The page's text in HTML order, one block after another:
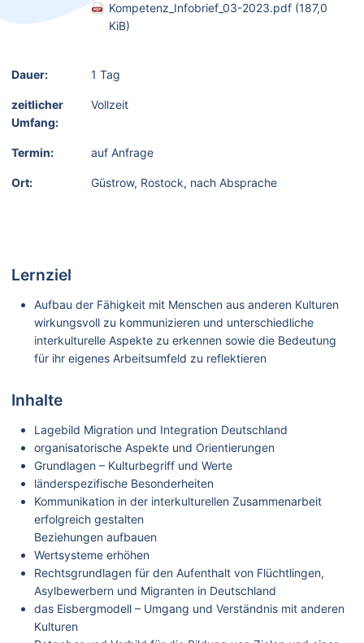
Kompetenz_Infobrief_03-2023.pdf (187,0
KiB)
Dauer: 1 Tag
zeitlicher
Umfang:
Vollzeit
Termin: auf Anfrage
Ort: Güstrow, Rostock, nach Absprache
Lernziel
Aufbau der Fähigkeit mit Menschen aus anderen Kulturen
wirkungsvoll zu kommunizieren und unterschiedliche
interkulturelle Aspekte zu erkennen sowie die Bedeutung
für ihr eigenes Arbeitsumfeld zu reflektieren
Inhalte
Lagebild Migration und Integration Deutschland
organisatorische Aspekte und Orientierungen
Grundlagen – Kulturbegriff und Werte
länderspezifische Besonderheiten
Kommunikation in der interkulturellen Zusammenarbeit
erfolgreich gestalten
Beziehungen aufbauen
Wertsysteme erhöhen
Rechtsgrundlagen für den Aufenthalt von Flüchtlingen,
Asylbewerbern und Migranten in Deutschland
das Eisbergmodell – Umgang und Verständnis mit anderen
Kulturen